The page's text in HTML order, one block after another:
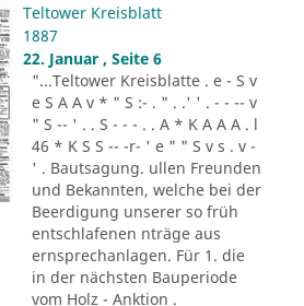
Teltower Kreisblatt
1887
22. Januar , Seite 6
"...Teltower Kreisblatte . e - S v
e S A A v * " S :- . " . .' ' . - - -- v
" S -- ' . . S - - - . . A * K A A A . l
46 * K S S -- -r- ' e " " S v s . v -
' . Bautsagung. ullen Freunden
und Bekannten, welche bei der
Beerdigung unserer so früh
entschlafenen nträge aus
ernsprechanlagen. Für 1. die
in der nächsten Bauperiode
vom Holz - Anktion .